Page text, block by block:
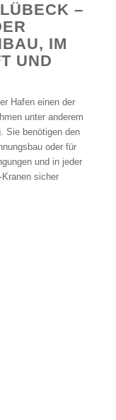
–
IM
UND
Hafen einen der
unter anderem
Sie benötigen den
oder für
und in jeder
sicher